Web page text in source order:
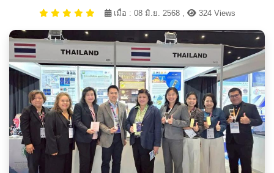
เมื่อ : 08 มิ.ย. 2568 , 324 Views